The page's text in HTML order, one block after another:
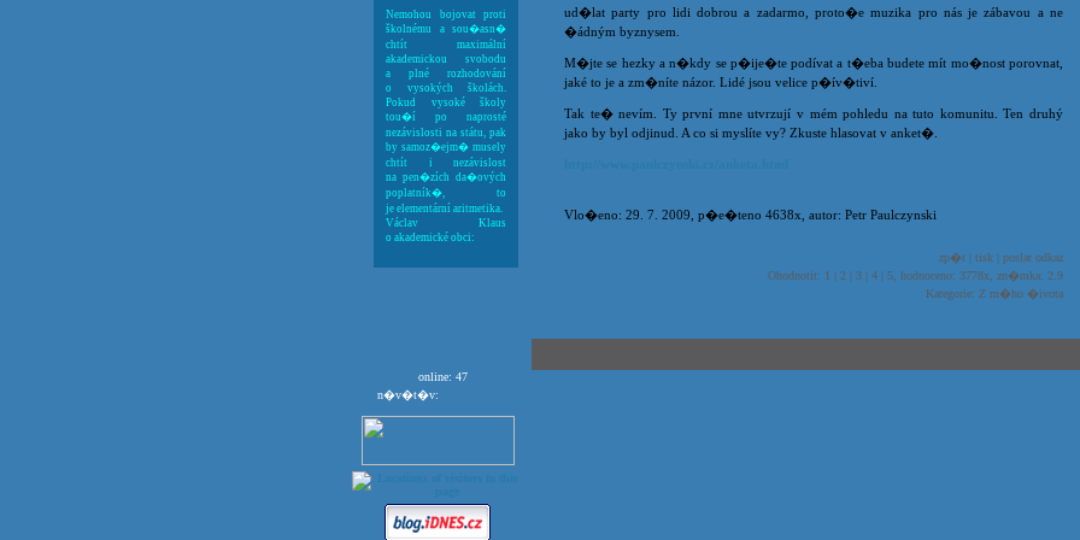
ud�lat party pro lidi dobrou a zadarmo, proto�e muzika pro nás je zábavou a ne
�ádným byznysem.
M�jte se hezky a n�kdy se p�ije�te podívat a t�eba budete mít mo�nost porovnat,
jaké to je a zm�níte názor. Lidé jsou velice p�ív�tiví.
Tak te� nevím. Ty první mne utvrzují v mém pohledu na tuto komunitu. Ten druhý
jako by byl odjinud. A co si myslíte vy? Zkuste hlasovat v anket�.
Vlo�eno: 29. 7. 2009, p�e�teno 4638x, autor: Petr Paulczynski
zp�t tisk
poslat odkaz
Ohodnotit: 1 2 3 4 5 , hodnoceno: 3778x, zn�mka: 2.9
Kategorie: Z m�ho �ivota
Nemohou bojovat proti
školnému a sou�asn�
chtít maximální
akademickou svobodu
a plné rozhodování
o vysokých školách.
Pokud vysoké školy
tou�í po naprosté
nezávislosti na státu, pak
by samoz�ejm� musely
chtít i nezávislost
na pen�zích da�ových
poplatník�, to
je elementární aritmetika.
Václav Klaus
o akademické obci:
online: 47
n�v�t�v: